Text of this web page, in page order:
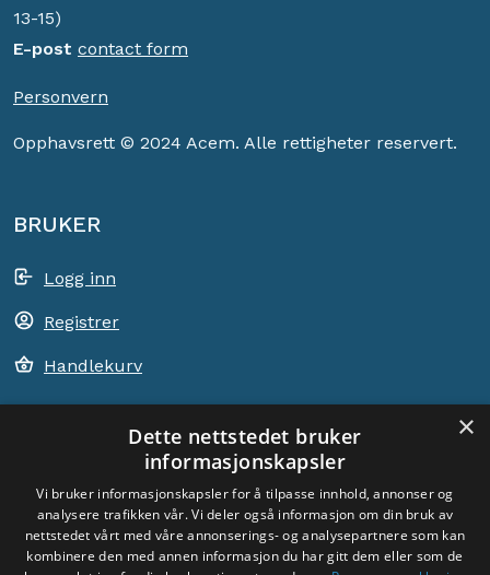
13-15)
E-post contact form
Personvern
Opphavsrett © 2024 Acem. Alle rettigheter reservert.
BRUKER
Logg inn
Registrer
Handlekurv
ACEM VERDEN OVER
VELG LAND
Dyade
×
Dette nettstedet bruker
informasjonskapsler
Vi bruker informasjonskapsler for å tilpasse innhold, annonser og
analysere trafikken vår. Vi deler også informasjon om din bruk av
nettstedet vårt med våre annonserings- og analysepartnere som kan
kombinere den med annen informasjon du har gitt dem eller som de